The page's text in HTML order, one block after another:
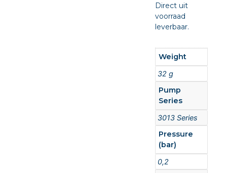
Direct uit
voorraad
leverbaar.
Weight
32 g
Pump
Series
3013 Series
Pressure
(bar)
0,2